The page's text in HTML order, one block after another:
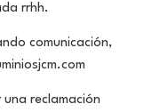
rrhh.
comunicación,
reclamación